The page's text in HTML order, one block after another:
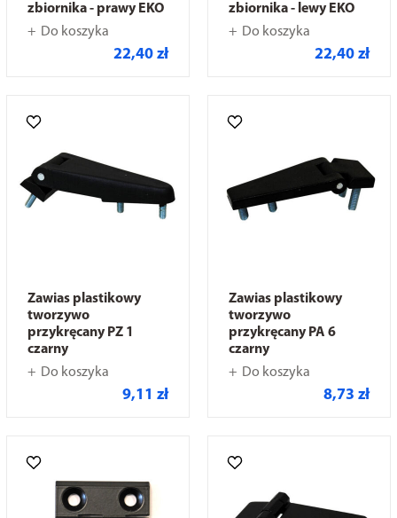
zbiornika - prawy EKO
Do koszyka
22,40 zł
zbiornika - lewy EKO
Do koszyka
22,40 zł
Zawias plastikowy
tworzywo
przykręcany PZ 1
czarny
Do koszyka
9,11 zł
Zawias plastikowy
tworzywo
przykręcany PA 6
czarny
Do koszyka
8,73 zł